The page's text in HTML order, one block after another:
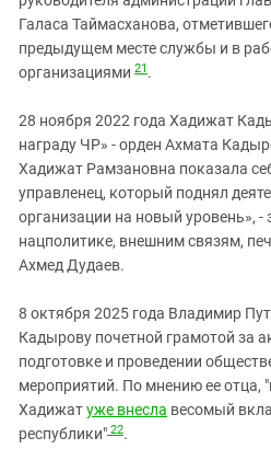
Галаса Таймасханова,
предыдущем месте службы и в
организациями 21 .
28 ноября 2022 года Хадижат
награду ЧР» - орден Ахмата
Хадижат Рамзановна показала
управленец, который поднял
организации на новый уровень»,
нацполитике, внешним связям,
Ахмед Дудаев.
8 октября 2025 года Владимир
Кадырову почетной грамотой за
подготовке и проведении
мероприятий. По мнению ее отца,
Хадижатуже внесла весомый
республики" 22.